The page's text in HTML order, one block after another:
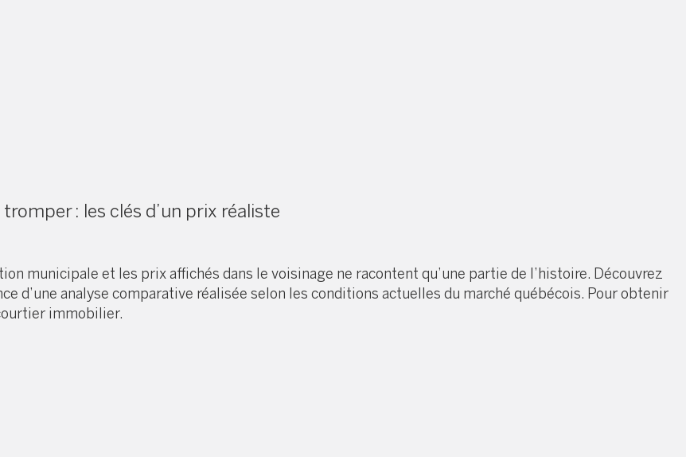
: les clés d’un prix réaliste
municipale et les prix affichés dans le voisinage ne racontent qu’une partie de l’histoire. Découvrez
d’une analyse comparative réalisée selon les conditions actuelles du marché québécois. Pour obtenir
immobilier.